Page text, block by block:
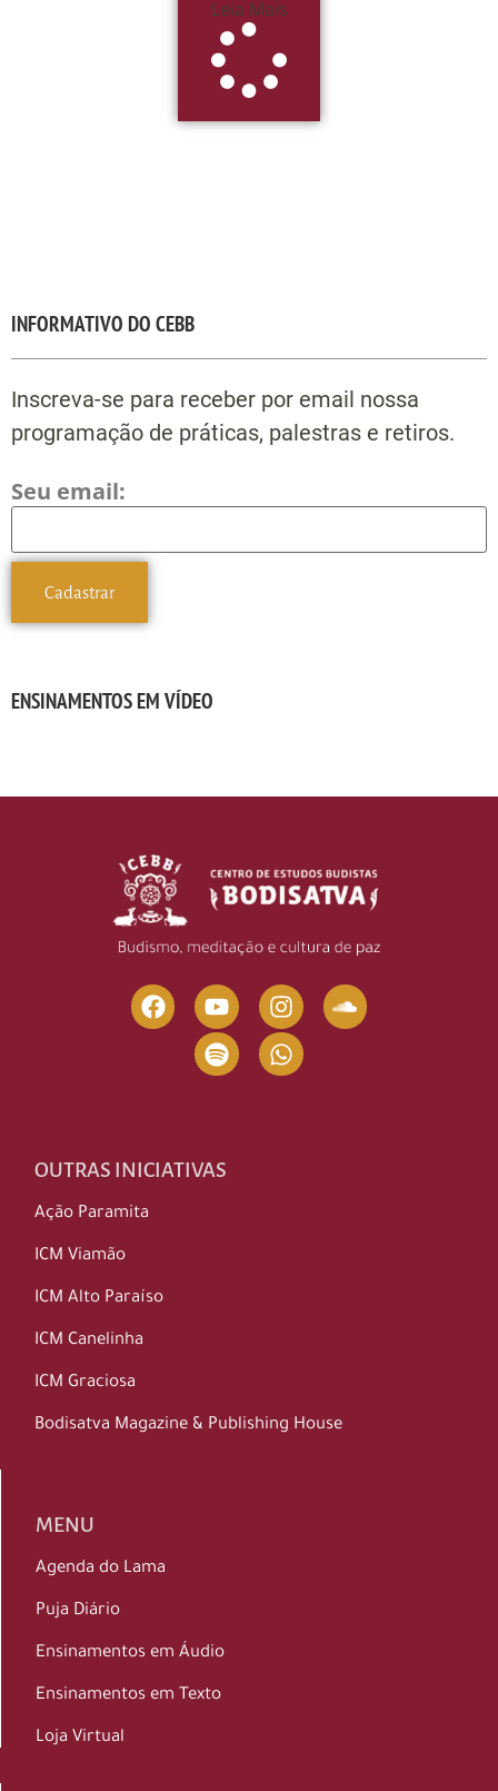
Leia Mais
INFORMATIVO DO CEBB
Inscreva-se para receber por email nossa
programação de práticas, palestras e retiros.
Seu email:
ENSINAMENTOS EM VÍDEO
OUTRAS INICIATIVAS
Ação Paramita
ICM Viamão
ICM Alto Paraíso
ICM Canelinha
ICM Graciosa
Bodisatva Magazine & Publishing House
MENU
Agenda do Lama
Puja Diário
Ensinamentos em Áudio
Ensinamentos em Texto
Loja Virtual